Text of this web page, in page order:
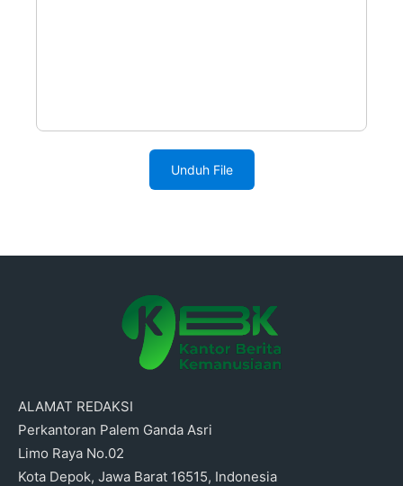
Unduh File
ALAMAT REDAKSI
Perkantoran Palem Ganda Asri
Limo Raya No.02
Kota Depok, Jawa Barat 16515, Indonesia